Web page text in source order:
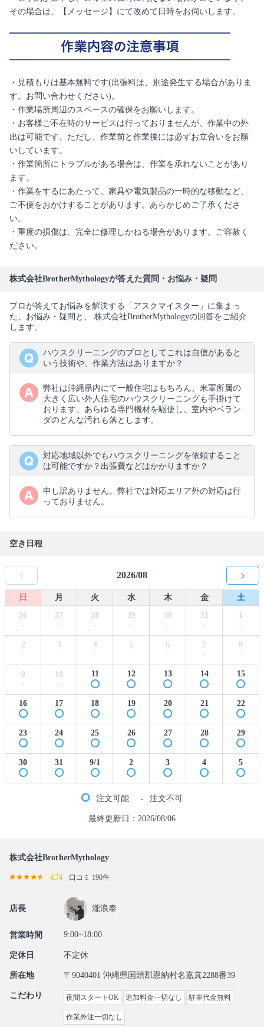
その場合は、【メッセージ】にて改めて日時をお伺いします。
・見積もりは基本無料です(出張料は、別途発生する場合がありま
す。お問い合わせください)。
・作業場所周辺のスペースの確保をお願いします。
・お客様ご不在時のサービスは行っておりませんが、作業中の外
出は可能です。ただし、作業前と作業後には必ずお立合いをお願
いしています。
・作業箇所にトラブルがある場合は、作業を承れないことがあり
ます。
・作業をするにあたって、家具や電気製品の一時的な移動など、
ご不便をおかけすることがあります。あらかじめご了承くださ
い。
・重度の損傷は、完全に修理しかねる場合があります。ご容赦く
ださい。
株式会社BrotherMythologyが答えた質問・お悩み・疑問
プロが答えてお悩みを解決する「アスクマイスター」に集まっ
た、お悩み・疑問と、 株式会社BrotherMythologyの回答をご紹介
します。
ハウスクリーニングのプロとしてこれは自信があると
いう技術や、作業方法はありますか？
弊社は沖縄県内にて一般住宅はもちろん、米軍所属の
大きく広い外人住宅のハウスクリーニングも手掛けて
おります。あらゆる専門機材を駆使し、室内やベラン
ダのどんな汚れも落とします。
対応地域以外でもハウスクリーニングを依頼すること
は可能ですか？出張費などはかかりますか？
申し訳ありません。弊社では対応エリア外の対応は行
っておりません。
空き日程
2026/08
日 月 火 水 木 金
土
26
-
27
-
28
-
29
-
30
-
31
-
1
-
2
-
3
-
4
-
5
-
6
-
7
-
8
-
9
-
10
-
11 12 13 14 15
16 17 18 19 20 21 22
23 24 25 26 27 28 29
30 31 9/1 2 3 4 5
注文可能 - 注文不可
最終更新日：2026/08/06
株式会社BrotherMythology
4.74 口コミ 190件
店長 瀧浪泰
営業時間 9:00~18:00
定休日 不定休
所在地 〒9040401 沖縄県国頭郡恩納村名嘉真2288番39
こだわり 夜間スタートOK 追加料金一切なし 駐車代金無料
作業外注一切なし